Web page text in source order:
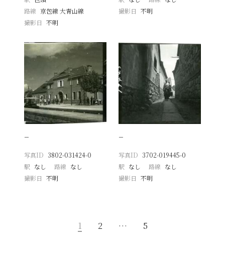
路線 京包線 大青山線
撮影日
不明
撮影日 不明
−
写真ID 3802-031424-0
駅 なし 路線 なし
撮影日
不明
−
写真ID 3702-019445-0
駅 なし 路線 なし
撮影日 不明
1 2 … 5